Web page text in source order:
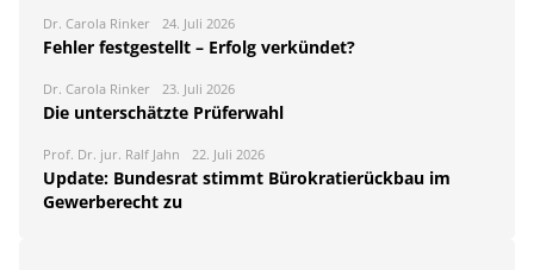
Dr. Carola Rinker 24. Juli 2026
Fehler festgestellt – Erfolg verkündet?
Dr. Carola Rinker 23. Juli 2026
Die unterschätzte Prüferwahl
Prof. Dr. jur. Ralf Jahn 22. Juli 2026
Update: Bundesrat stimmt Bürokratierückbau im
Gewerberecht zu